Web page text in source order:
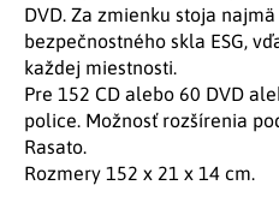
DVD. Za zmienku stoja
bezpečnostného skla ESG,
každej miestnosti.
Pre 152 CD alebo 60 DVD
police. Možnosť rozšírenia
Rasato.
Rozmery 152 x 21 x 14 cm.